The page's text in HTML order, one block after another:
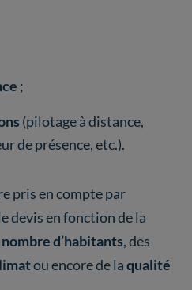
;
(pilotage à distance,
de présence, etc.).
pris en compte par
devis en fonction de la
nombre d’habitants, des
ou encore de laqualité